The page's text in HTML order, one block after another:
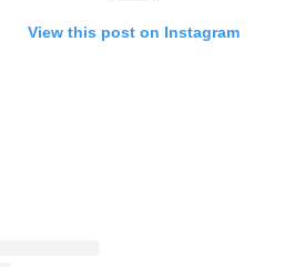
View this post on Instagram